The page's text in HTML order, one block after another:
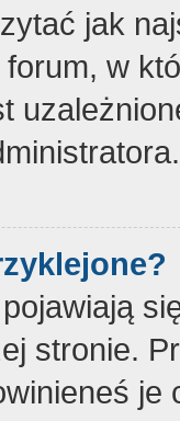
jak
w
stronie.
je